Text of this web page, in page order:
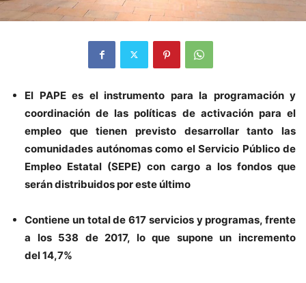
El PAPE es el instrumento para la programación y
coordinación de las políticas de activación para el
empleo que tienen previsto desarrollar tanto las
comunidades autónomas como el Servicio Público de
Empleo Estatal (SEPE) con cargo a los fondos que
serán distribuidos por este último
Contiene un total de 617 servicios y programas, frente
a los 538 de 2017, lo que supone un incremento
del 14,7%